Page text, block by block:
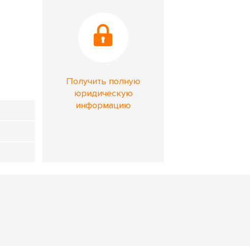
Получить полную
юридическую
информацию